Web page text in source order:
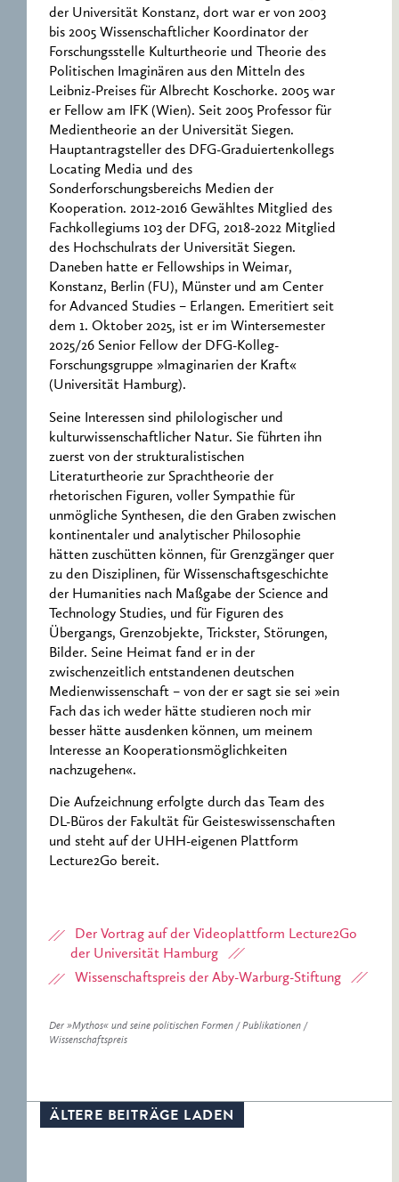
der Universität Konstanz, dort war er von 2003
bis 2005 Wissenschaftlicher Koordinator der
Forschungsstelle Kulturtheorie und Theorie des
Politischen Imaginären aus den Mitteln des
Leibniz-Preises für Albrecht Koschorke. 2005 war
er Fellow am IFK (Wien). Seit 2005 Professor für
Medientheorie an der Universität Siegen.
Hauptantragsteller des DFG-Graduiertenkollegs
Locating Media und des
Sonderforschungsbereichs Medien der
Kooperation. 2012-2016 Gewähltes Mitglied des
Fachkollegiums 103 der DFG, 2018-2022 Mitglied
des Hochschulrats der Universität Siegen.
Daneben hatte er Fellowships in Weimar,
Konstanz, Berlin (FU), Münster und am Center
for Advanced Studies – Erlangen. Emeritiert seit
dem 1. Oktober 2025, ist er im Wintersemester
2025/26 Senior Fellow der DFG-Kolleg-
Forschungsgruppe »Imaginarien der Kraft«
(Universität Hamburg).
Seine Interessen sind philologischer und
kulturwissenschaftlicher Natur. Sie führten ihn
zuerst von der strukturalistischen
Literaturtheorie zur Sprachtheorie der
rhetorischen Figuren, voller Sympathie für
unmögliche Synthesen, die den Graben zwischen
kontinentaler und analytischer Philosophie
hätten zuschütten können, für Grenzgänger quer
zu den Disziplinen, für Wissenschaftsgeschichte
der Humanities nach Maßgabe der Science and
Technology Studies, und für Figuren des
Übergangs, Grenzobjekte, Trickster, Störungen,
Bilder. Seine Heimat fand er in der
zwischenzeitlich entstandenen deutschen
Medienwissenschaft – von der er sagt sie sei »ein
Fach das ich weder hätte studieren noch mir
besser hätte ausdenken können, um meinem
Interesse an Kooperationsmöglichkeiten
nachzugehen«.
Die Aufzeichnung erfolgte durch das Team des
DL-Büros der Fakultät für Geisteswissenschaften
und steht auf der UHH-eigenen Plattform
Lecture2Go bereit.
Der Vortrag auf der Videoplattform Lecture2Go
der Universität Hamburg
Wissenschaftspreis der Aby-Warburg-Stiftung
Der »Mythos« und seine politischen Formen / Publikationen /
Wissenschaftspreis
ÄLTERE BEITRÄGE LADEN